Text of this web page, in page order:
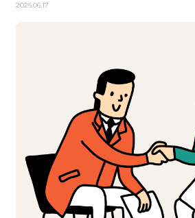
2026.06.17